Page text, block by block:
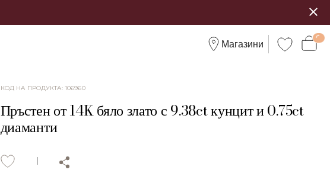
Магазини
КОД НА ПРОДУКТА: 106960
Пръстен от 14K бяло злато с 9.38ct кунцит и 0.75ct
диаманти